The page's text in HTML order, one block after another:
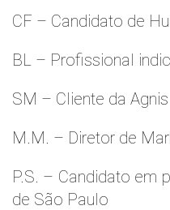
CF – Candidato de
BL – Profissional
SM – Cliente da Agnis
M.M. – Diretor de
P.S. – Candidato em
de São Paulo